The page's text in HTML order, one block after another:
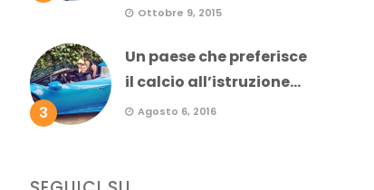
Ottobre 9, 2015
3
Un paese che preferisce
il calcio all’istruzione...
Agosto 6, 2016